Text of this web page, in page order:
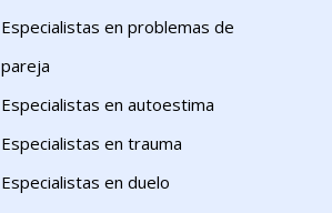
Especialistas en problemas de
pareja
Especialistas en autoestima
Especialistas en trauma
Especialistas en duelo